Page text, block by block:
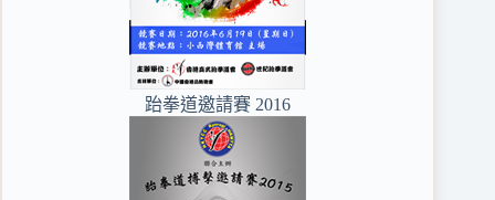
跆拳道邀請賽 2016